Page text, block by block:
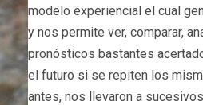
modelo experiencial el cual
y nos permite ver, comparar,
pronósticos bastantes
el futuro si se repiten los
antes, nos llevaron a